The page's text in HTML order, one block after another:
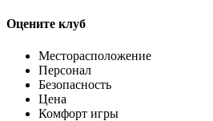
Оцените клуб
Месторасположение
Персонал
Безопасность
Цена
Комфорт игры